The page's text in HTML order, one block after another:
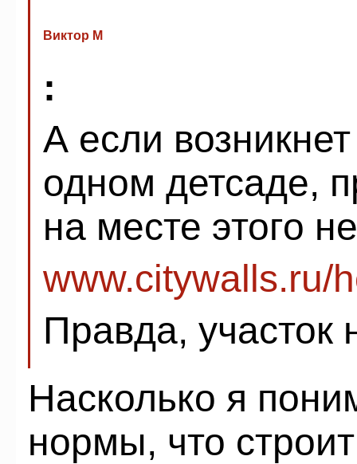
Виктор М
:
А если
одном детсаде,
на месте этого
www.citywalls.ru/
Правда, участок
Насколько я
нормы, что